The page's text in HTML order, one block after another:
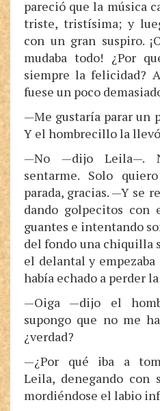
pareció que la música
triste, tristísima; y
con un gran suspiro.
mudaba todo! ¿Por
siempre la felicidad?
fuese un poco
—Me gustaría parar un
Y el hombrecillo la
—No —dijo Leila—.
sentarme. Solo
parada, gracias. —Y se
dando golpecitos
guantes e intentando
del fondo una chiquilla
el delantal y empezaba
había echado a perder
—Oiga —dijo el
supongo que no me
¿verdad?
—¿Por qué iba a
Leila, denegando con
mordiéndose el labio